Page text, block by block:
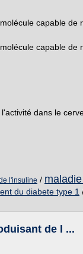
capable de
capable de
dans le
l'insuline /
du diabete type 1
de l ...